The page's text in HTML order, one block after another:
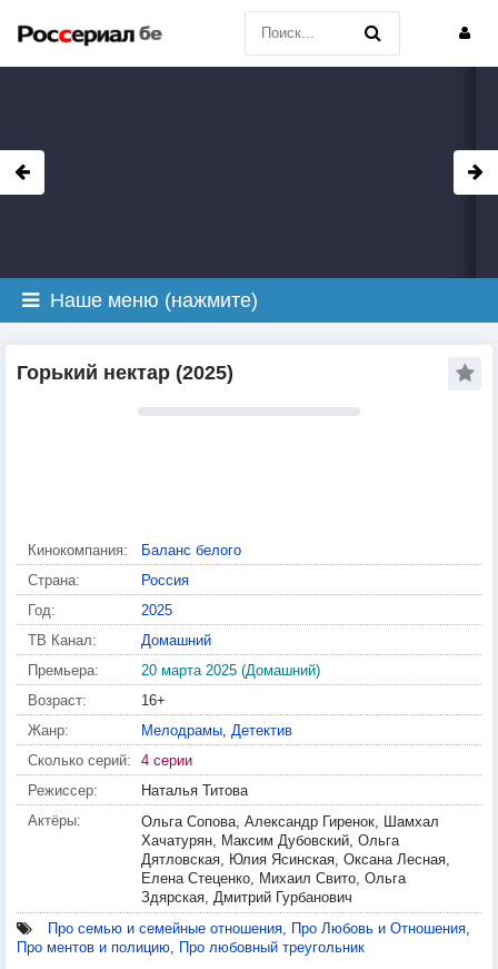
Наше меню (нажмите)
Горький нектар (2025)
Кинокомпания:
Баланс белого
Страна:
Россия
Год:
2025
ТВ Канал:
Домашний
Премьера:
20 марта 2025 (Домашний)
Возраст:
16+
Жанр:
Мелодрамы, Детектив
Сколько серий:
4 серии
Режиссер:
Наталья Титова
Актёры:
Ольга Сопова, Александр Гиренок, Шамхал
Хачатурян, Максим Дубовский, Ольга
Дятловская, Юлия Ясинская, Оксана Лесная,
Елена Стеценко, Михаил Свито, Ольга
Здярская, Дмитрий Гурбанович
Про семью и семейные отношения, Про Любовь и Отношения,
Про ментов и полицию, Про любовный треугольник